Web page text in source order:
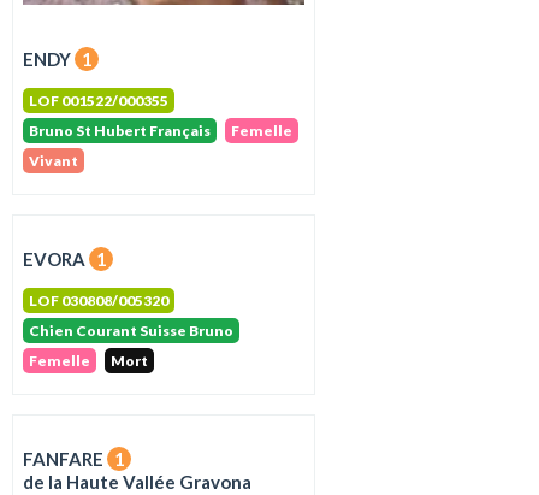
ENDY 1
LOF 001522/000355
Bruno St Hubert Français
Femelle
Vivant
EVORA 1
LOF 030808/005320
Chien Courant Suisse Bruno
Femelle
Mort
FANFARE
1
de la Haute Vallée Gravona